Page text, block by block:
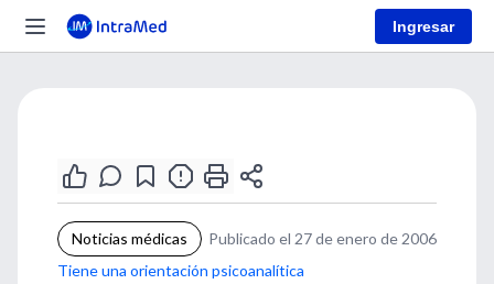
Ingresar
Noticias médicas
Publicado el 27 de enero de 2006
Tiene una orientación psicoanalítica